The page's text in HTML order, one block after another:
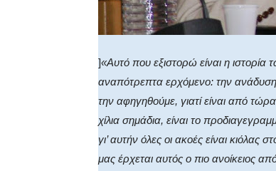
]«Αυτό που εξιστορώ είναι η
αναπότρεπτα ερχόμενο: την
την αφηγηθούμε, γιατί είναι από
χίλια σημάδια, είναι το
γι’ αυτήν όλες οι ακοές είναι
μας έρχεται αυτός ο πιο ανοίκειος